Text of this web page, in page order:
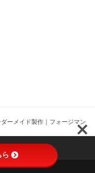
ーメイド製作｜フォージマン
ら